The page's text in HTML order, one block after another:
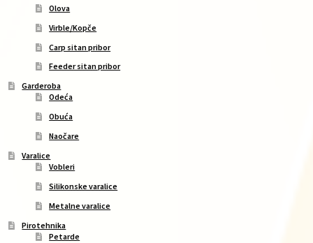
Olova
Virble/Kopče
Carp sitan pribor
Feeder sitan pribor
Garderoba
Odeća
Obuća
Naočare
Varalice
Vobleri
Silikonske varalice
Metalne varalice
Pirotehnika
Petarde